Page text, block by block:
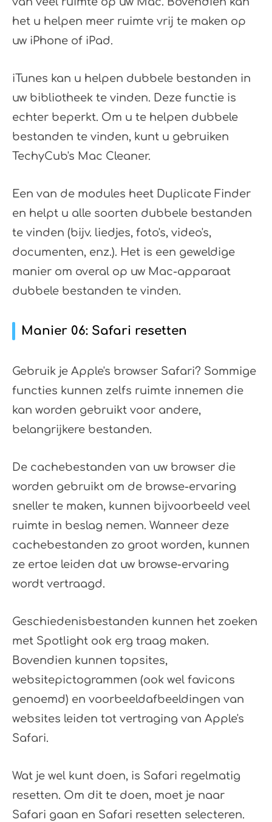
het u helpen meer ruimte vrij te maken op
uw iPhone of iPad.
iTunes kan u helpen dubbele bestanden in
uw bibliotheek te vinden. Deze functie is
echter beperkt. Om u te helpen dubbele
bestanden te vinden, kunt u gebruiken
TechyCub's Mac Cleaner.
Een van de modules heet Duplicate Finder
en helpt u alle soorten dubbele bestanden
te vinden (bijv. liedjes, foto's, video's,
documenten, enz.). Het is een geweldige
manier om overal op uw Mac-apparaat
dubbele bestanden te vinden.
Manier 06: Safari resetten
Gebruik je Apple's browser Safari? Sommige
functies kunnen zelfs ruimte innemen die
kan worden gebruikt voor andere,
belangrijkere bestanden.
De cachebestanden van uw browser die
worden gebruikt om de browse-ervaring
sneller te maken, kunnen bijvoorbeeld veel
ruimte in beslag nemen. Wanneer deze
cachebestanden zo groot worden, kunnen
ze ertoe leiden dat uw browse-ervaring
wordt vertraagd.
Geschiedenisbestanden kunnen het zoeken
met Spotlight ook erg traag maken.
Bovendien kunnen topsites,
websitepictogrammen (ook wel favicons
genoemd) en voorbeeldafbeeldingen van
websites leiden tot vertraging van Apple's
Safari.
Wat je wel kunt doen, is Safari regelmatig
resetten. Om dit te doen, moet je naar
Safari gaan en Safari resetten selecteren.